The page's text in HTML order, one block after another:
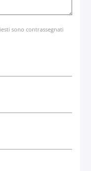
sono contrassegnati